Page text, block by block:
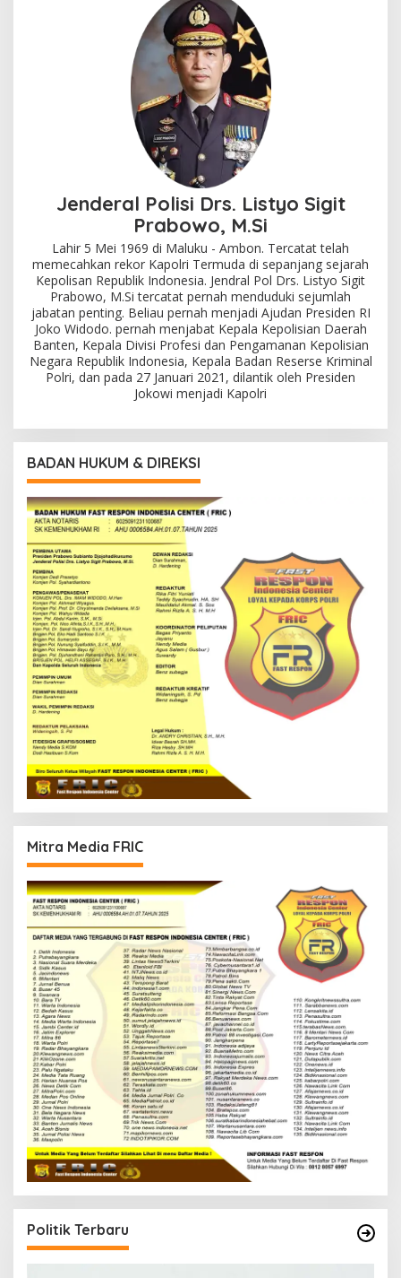
Jenderal Polisi Drs. Listyo Sigit
Prabowo, M.Si
Lahir 5 Mei 1969 di Maluku - Ambon. Tercatat telah
memecahkan rekor Kapolri Termuda di sepanjang sejarah
Kepolisan Republik Indonesia. Jendral Pol Drs. Listyo Sigit
Prabowo, M.Si tercatat pernah menduduki sejumlah
jabatan penting. Beliau pernah menjadi Ajudan Presiden RI
Joko Widodo. pernah menjabat Kepala Kepolisian Daerah
Banten, Kepala Divisi Profesi dan Pengamanan Kepolisian
Negara Republik Indonesia, Kepala Badan Reserse Kriminal
Polri, dan pada 27 Januari 2021, dilantik oleh Presiden
Jokowi menjadi Kapolri
BADAN HUKUM & DIREKSI
Mitra Media FRIC
Politik Terbaru